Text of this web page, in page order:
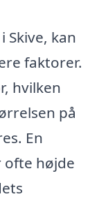
Skive, kan
faktorer.
hvilken
på
En
ofte højde